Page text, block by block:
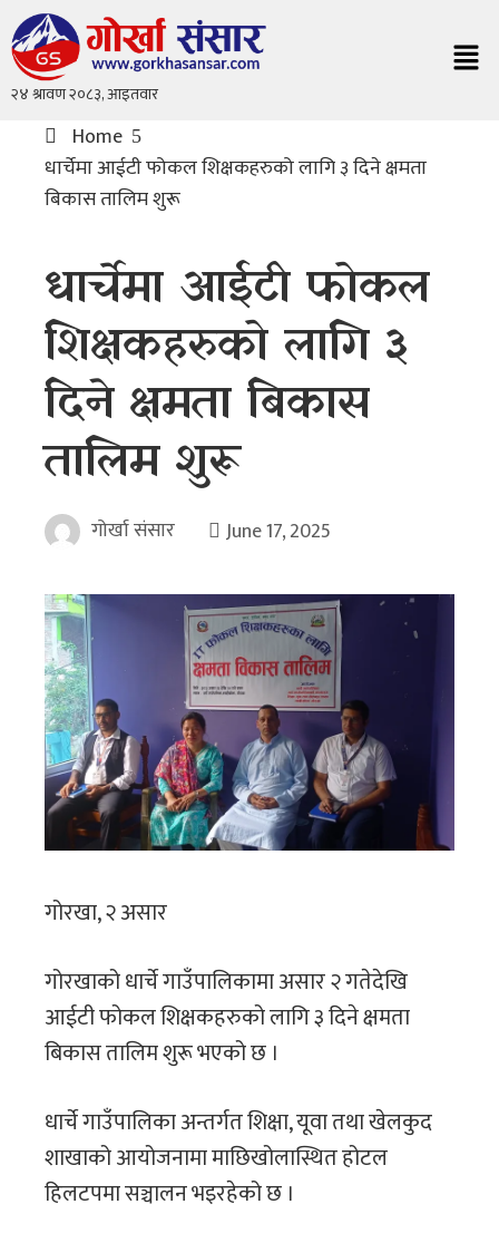
Home
धार्चेमा आईटी फोकल शिक्षकहरुको लागि ३ दिने क्षमता
बिकास तालिम शुरू
धार्चेमा आईटी फोकल
शिक्षकहरुको लागि ३
दिने क्षमता बिकास
तालिम शुरू
गोर्खा संसार June 17, 2025
गोरखा, २ असार
गोरखाको धार्चे गाउँपालिकामा असार २ गतेदेखि
आईटी फोकल शिक्षकहरुको लागि ३ दिने क्षमता
बिकास तालिम शुरू भएको छ ।
धार्चे गाउँपालिका अन्तर्गत शिक्षा, यूवा तथा खेलकुद
शाखाको आयोजनामा माछिखोलास्थित होटल
हिलटपमा सञ्चालन भइरहेको छ ।